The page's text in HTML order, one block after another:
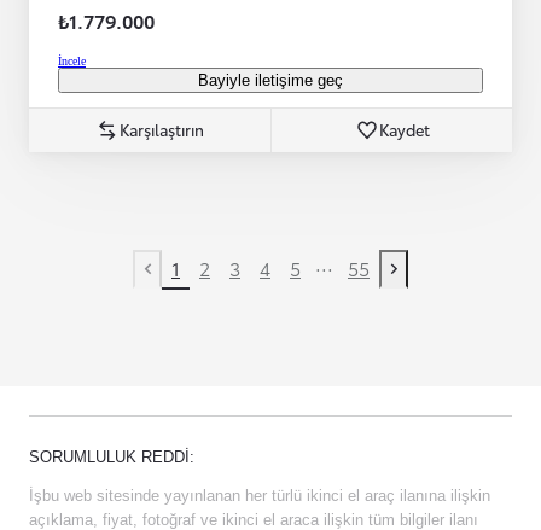
₺1.779.000
İncele
Bayiyle iletişime geç
Karşılaştırın Kaydet
Previous page
1 2 3 4 5 ... 55
Next page
SORUMLULUK REDDI:
İşbu web sitesinde yayınlanan her türlü ikinci el araç ilanına ilişkin
açıklama, fiyat, fotoğraf ve ikinci el araca ilişkin tüm bilgiler ilanı